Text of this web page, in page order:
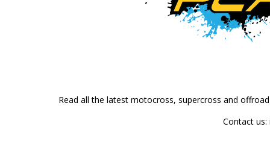
Read all the latest motocross, supercross and
Contact us: